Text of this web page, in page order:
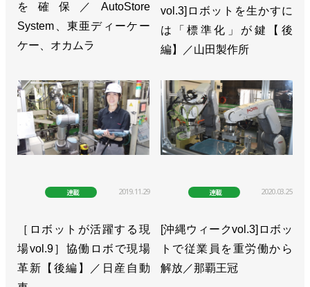
を確保／AutoStore
System、東亜ディーケー
ケー、オカムラ
vol.3]ロボットを生かすに
は「標準化」が鍵【後
編】／山田製作所
連載 2019.11.29
［ロボットが活躍する現
場vol.9］協働ロボで現場
革新【後編】／日産自動
連載 2020.03.25
[沖縄ウィークvol.3]ロボッ
トで従業員を重労働から
解放／那覇王冠